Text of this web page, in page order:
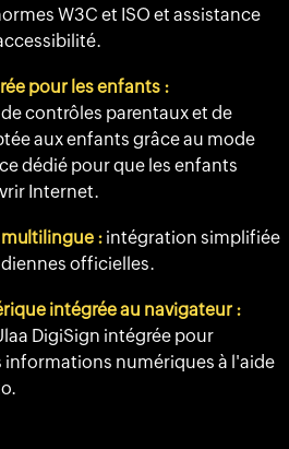
W3C et ISO et assistance
pour les enfants :
contrôles parentaux et de
aux enfants grâce au mode
dédié pour que les enfants
Internet.
multilingue : intégration simplifiée
officielles.
intégrée au navigateur :
DigiSign intégrée pour
numériques à l'aide